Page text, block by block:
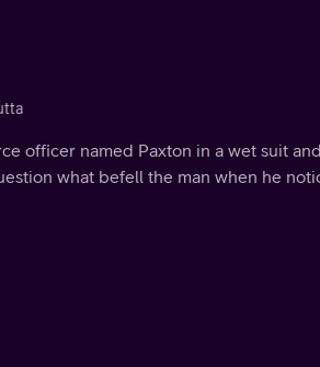
officer named Paxton in a wet suit
what befell the man when he